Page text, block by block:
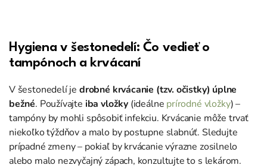
Hygiena v šestonedelí: Čo vedieť o
tampónoch a krvácaní
V šestonedelí je drobné krvácanie (tzv. očistky) úplne
bežné. Používajte iba vložky(ideálne prírodné vložky) –
tampóny by mohli spôsobiť infekciu. Krvácanie môže trvať
niekoľko týždňov a malo by postupne slabnúť. Sledujte
prípadné zmeny – pokiaľ by krvácanie výrazne zosilnelo
alebo malo nezvyčajný zápach, konzultujte to s lekárom.